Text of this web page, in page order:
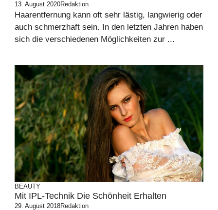
13. August 2020Redaktion
Haarentfernung kann oft sehr lästig, langwierig oder
auch schmerzhaft sein. In den letzten Jahren haben
sich die verschiedenen Möglichkeiten zur ...
BEAUTY
Mit IPL-Technik Die Schönheit Erhalten
29. August 2018Redaktion